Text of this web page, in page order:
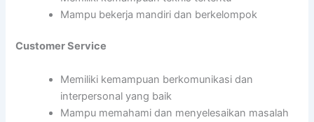
Mampu bekerja mandiri dan berkelompok
Customer Service
Memiliki kemampuan berkomunikasi dan
interpersonal yang baik
Mampu memahami dan menyelesaikan masalah